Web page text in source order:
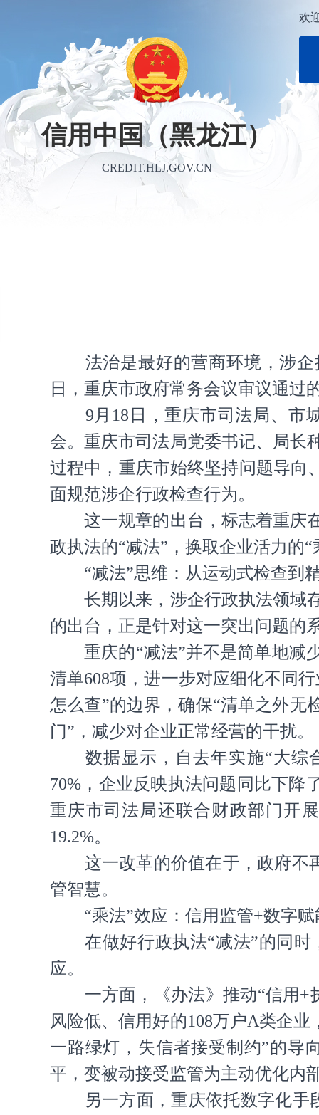
信用中国（黑龙江）
CREDIT.HLJ.GOV.CN
欢
法治是最好的营商环境，涉企
日，重庆市政府常务会议审议通过
9月18日，重庆市司法局、市城
会。重庆市司法局党委书记、局长
过程中，重庆市始终坚持问题导向
面规范涉企行政检查行为。
这一规章的出台，标志着重庆在
政执法的“减法”，换取企业活力的
“减法”思维：从运动式检查到
长期以来，涉企行政执法领域存
的出台，正是针对这一突出问题的
重庆的“减法”并不是简单地减少
清单608项，进一步对应细化不同
怎么查”的边界，确保“清单之外无
门”，减少对企业正常经营的干扰。
数据显示，自去年实施“大综合
70%，企业反映执法问题同比下降
重庆市司法局还联合财政部门开
19.2%。
这一改革的价值在于，政府不再
管智慧。
“乘法”效应：信用监管+数字赋
在做好行政执法“减法”的同时
应。
一方面，《办法》推动“信用+
风险低、信用好的108万户A类企
一路绿灯，失信者接受制约”的导
平，变被动接受监管为主动优化内
另一方面，重庆依托数字化手段